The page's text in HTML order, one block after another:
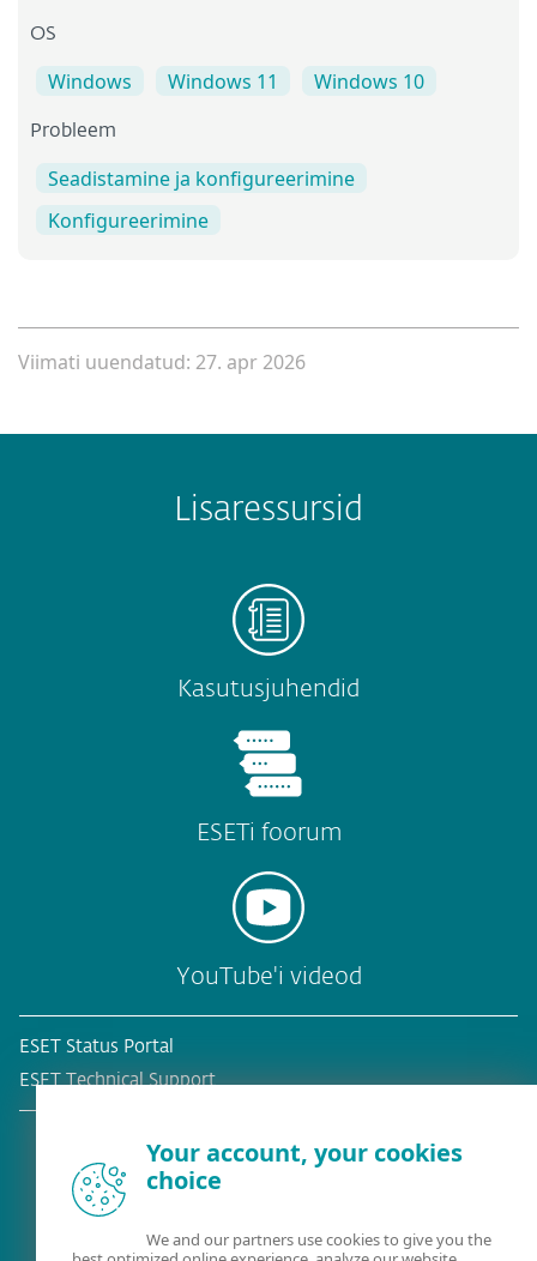
OS
Windows Windows 11 Windows 10
Probleem
Seadistamine ja konfigureerimine
Konfigureerimine
Viimati uuendatud: 27. apr 2026
Lisaressursid
Kasutusjuhendid
ESETi foorum
YouTube'i videod
ESET Status Portal
ESET Technical Support
Olemasolev klient?
Your account, your cookies
choice
We and our partners use cookies to give you the